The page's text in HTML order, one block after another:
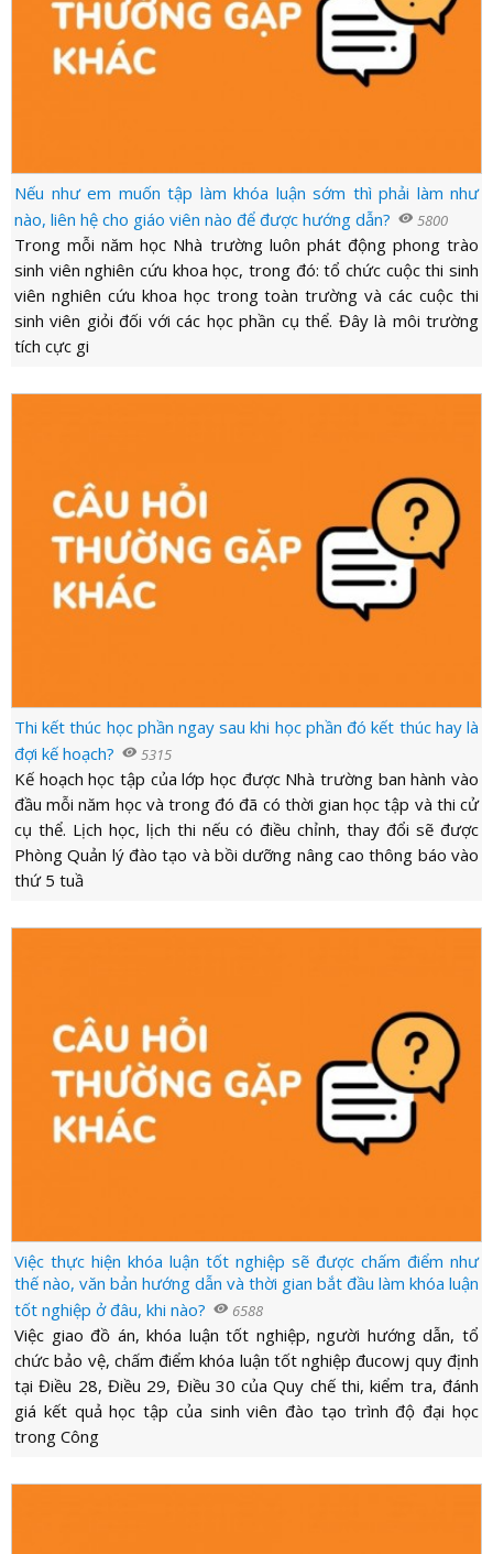
Nếu như em muốn tập làm khóa luận sớm thì phải làm như
nào, liên hệ cho giáo viên nào để được hướng dẫn? visibility 5800
Trong mỗi năm học Nhà trường luôn phát động phong trào
sinh viên nghiên cứu khoa học, trong đó: tổ chức cuộc thi sinh
viên nghiên cứu khoa học trong toàn trường và các cuộc thi
sinh viên giỏi đối với các học phần cụ thể. Đây là môi trường
tích cực gi
Thi kết thúc học phần ngay sau khi học phần đó kết thúc hay là
đợi kế hoạch? visibility 5315
Kế hoạch học tập của lớp học được Nhà trường ban hành vào
đầu mỗi năm học và trong đó đã có thời gian học tập và thi cử
cụ thể. Lịch học, lịch thi nếu có điều chỉnh, thay đổi sẽ được
Phòng Quản lý đào tạo và bồi dưỡng nâng cao thông báo vào
thứ 5 tuầ
Việc thực hiện khóa luận tốt nghiệp sẽ được chấm điểm như
thế nào, văn bản hướng dẫn và thời gian bắt đầu làm khóa luận
tốt nghiệp ở đâu, khi nào? visibility 6588
Việc giao đồ án, khóa luận tốt nghiệp, người hướng dẫn, tổ
chức bảo vệ, chấm điểm khóa luận tốt nghiệp đucowj quy định
tại Điều 28, Điều 29, Điều 30 của Quy chế thi, kiểm tra, đánh
giá kết quả học tập của sinh viên đào tạo trình độ đại học
trong Công